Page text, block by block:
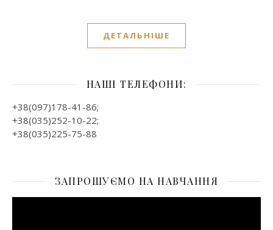
ДЕТАЛЬНІШЕ
НАШІ ТЕЛЕФОНИ:
+38(097)178-41-86;
+38(035)252-10-22;
+38(035)225-75-88
ЗАПРОШУЄМО НА НАВЧАННЯ
Відеопрогравач